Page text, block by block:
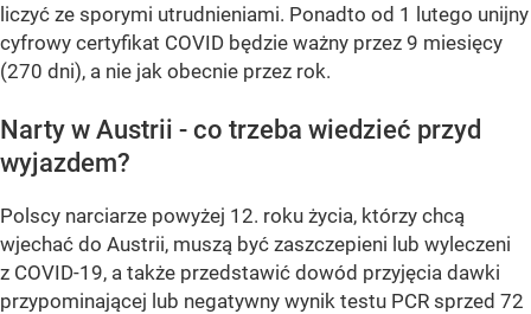
liczyć ze sporymi utrudnieniami. Ponadto od 1 lutego unijny
cyfrowy certyfikat COVID będzie ważny przez 9 miesięcy
(270 dni), a nie jak obecnie przez rok.
Narty w Austrii - co trzeba wiedzieć przyd
wyjazdem?
Polscy narciarze powyżej 12. roku życia, którzy chcą
wjechać do Austrii, muszą być zaszczepieni lub wyleczeni
z COVID-19, a także przedstawić dowód przyjęcia dawki
przypominającej lub negatywny wynik testu PCR sprzed 72